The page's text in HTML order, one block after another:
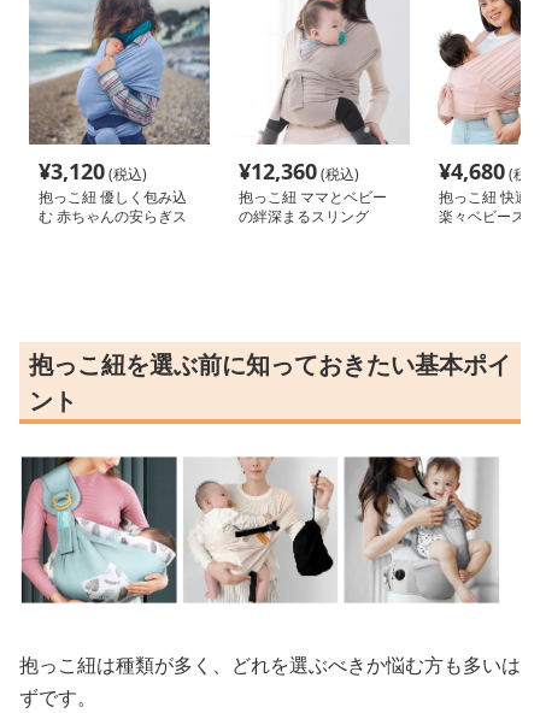
¥3,120(税込)
抱っこ紐 優しく包み込
む 赤ちゃんの安らぎス
¥12,360(税込)
抱っこ紐 ママとベビー
の絆深まるスリング
¥4,680(税
抱っこ紐 快適
楽々ベビース
抱っこ紐を選ぶ前に知っておきたい基本ポイ
ント
抱っこ紐は種類が多く、どれを選ぶべきか悩む方も多いは
ずです。